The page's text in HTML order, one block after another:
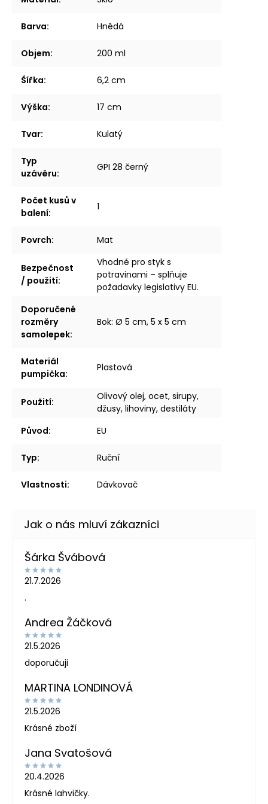
Barva: Hnědá
Objem: 200 ml
Šířka: 6,2 cm
Výška: 17 cm
Tvar: Kulatý
Typ
uzávěru:
GPI 28 černý
Počet kusů v
balení:
1
Povrch: Mat
Bezpečnost
/ použití:
Vhodné pro styk s
potravinami – splňuje
požadavky legislativy EU.
Doporučené
rozměry
samolepek:
Bok: Ø 5 cm, 5 x 5 cm
Materiál
pumpička:
Plastová
Použití:
Olivový olej, ocet, sirupy,
džusy, lihoviny, destiláty
Původ: EU
Typ: Ruční
Vlastnosti: Dávkovač
Šárka Švábová
21.7.2026
.
Andrea Žáčková
21.5.2026
doporučuji
MARTINA LONDINOVÁ
21.5.2026
Krásné zboží
Jana Svatošová
20.4.2026
Krásné lahvičky.